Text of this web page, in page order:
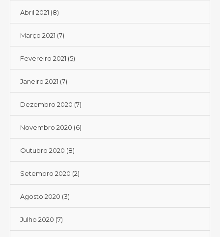
Abril 2021 (8)
Março 2021 (7)
Fevereiro 2021 (5)
Janeiro 2021 (7)
Dezembro 2020 (7)
Novembro 2020 (6)
Outubro 2020 (8)
Setembro 2020 (2)
Agosto 2020 (3)
Julho 2020 (7)